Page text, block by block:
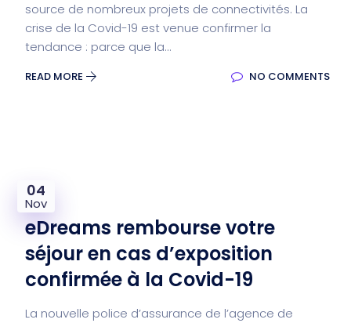
source de nombreux projets de connectivités. La
crise de la Covid-19 est venue confirmer la
tendance : parce que la...
READ MORE NO COMMENTS
04
Nov
eDreams rembourse votre
séjour en cas d’exposition
confirmée à la Covid-19
La nouvelle police d’assurance de l’agence de